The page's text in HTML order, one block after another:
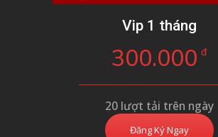
Vip 1 tháng
300.000 đ
20 lượt tải trên ngày
Đăng Ký Ngay